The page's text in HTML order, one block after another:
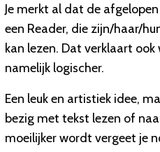
Je merkt al dat de
een Reader, die zijn/haar/
kan lezen. Dat verklaart
namelijk logischer.
Een leuk en artistiek idee,
bezig met tekst lezen of
moeilijker wordt vergeet je